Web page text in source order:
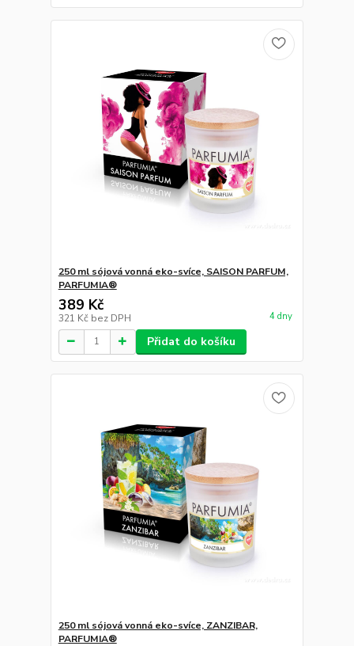
250 ml sójová vonná eko-svíce, SAISON PARFUM,
PARFUMIA®
389 Kč
321 Kč bez DPH 4 dny
Přidat do košíku
250 ml sójová vonná eko-svíce, ZANZIBAR,
PARFUMIA®